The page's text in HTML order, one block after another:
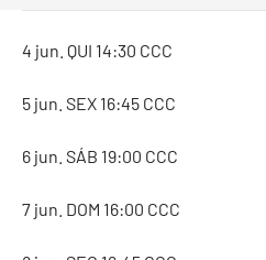
4 jun. QUI 14:30 CCC
5 jun. SEX 16:45 CCC
6 jun. SÁB 19:00 CCC
7 jun. DOM 16:00 CCC